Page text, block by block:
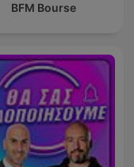
BFM Bourse